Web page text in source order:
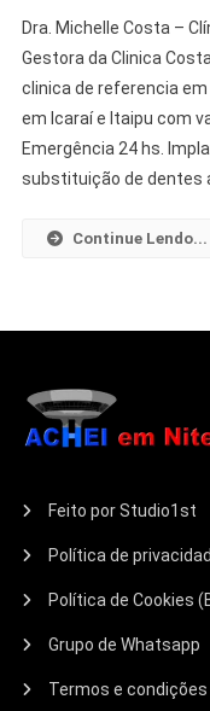
Dra. Michelle Costa –
Gestora da Clinica
clinica de referencia
em Icaraí e Itaipu com
Emergência 24 hs.
substituição de dentes
Continue Lendo...
Feito por Studio1st
Política de
Política de Cookies
Grupo de Whatsapp
Termos e condições